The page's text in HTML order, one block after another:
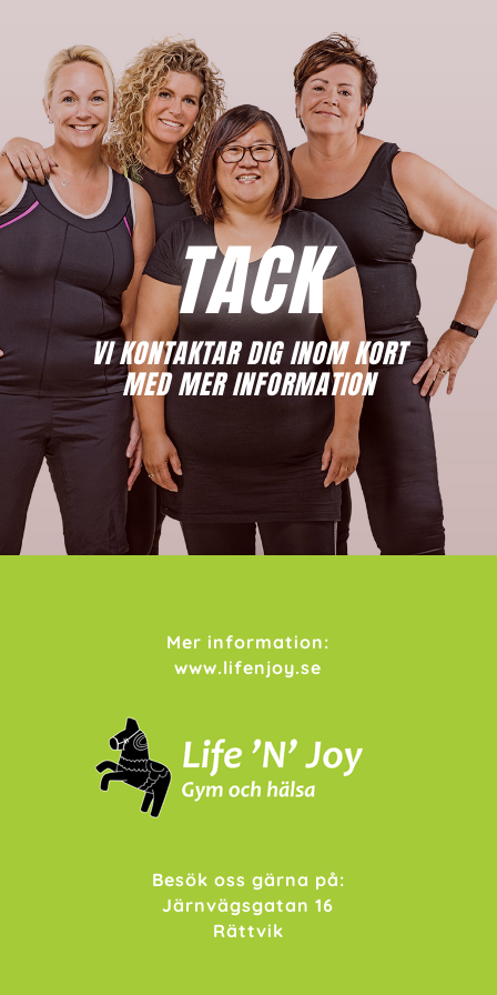
TACK
VI KONTAKTAR DIG INOM KORT
MED MER INFORMATION
Mer information:
www.lifenjoy.se
Besök oss gärna på:
Järnvägsgatan 16
Rättvik